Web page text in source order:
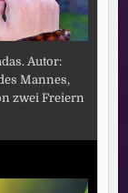
Autor:
Mannes,
zwei Freiern